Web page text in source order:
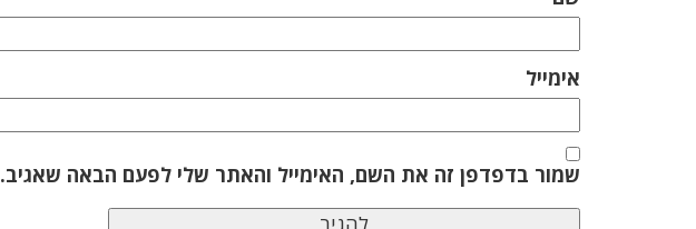
אימייל
שמור בדפדפן זה את השם, האימייל והאתר שלי לפעם הבאה שאגיב.